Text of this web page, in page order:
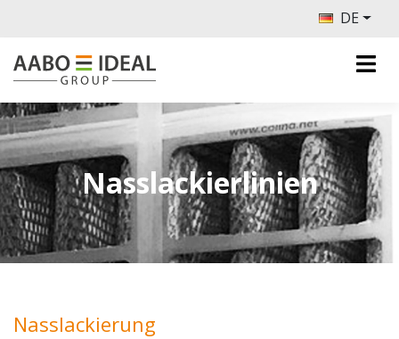
DE
Nasslackierlinien
Nasslackierung